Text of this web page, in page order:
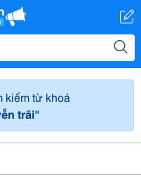
kiếm từ khoá
trãi"